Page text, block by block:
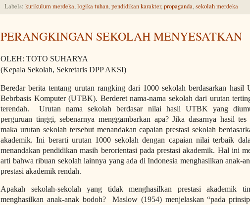
Labels: kurikulum merdeka,logika tuhan,pendidikan karakter,propaganda,sekolah merdeka
PERANGKINGAN SEKOLAH MENYESATKAN
OLEH: TOTO SUHARYA
(Kepala Sekolah, Sekretaris DPP AKSI)
Beredar berita tentang urutan rangking dari 1000 sekolah berdasarkan hasil
Bebrbasis Komputer (UTBK). Berderet nama-nama sekolah dari urutan
terendah. Urutan nama sekolah berdasar nilai hasil UTBK yang
perguruan tinggi, sebenarnya menggambarkan apa? Jika dasarnya hasil tes
maka urutan sekolah tersebut menandakan capaian prestasi sekolah
akademik. Ini berarti urutan 1000 sekolah dengan capaian nilai terbaik
menandakan pendidikan masih berorientasi pada prestasi akademik. Hal ini
arti bahwa ribuan sekolah lainnya yang ada di Indonesia menghasilkan anak-
prestasi akademik rendah.
Apakah sekolah-sekolah yang tidak menghasilkan prestasi akademik
menghasilkan anak-anak bodoh? Maslow (1954) menjelaskan “pada